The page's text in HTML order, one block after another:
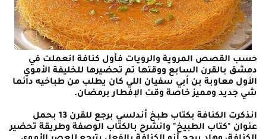
حسب القصص المروية والرويات فأول كنافة انعملت في
دمشق بالقرن السابع ووقتها تم تحضيرها للخليفة الأموي
الأول معاوبة بن أبي سفيان اللي كان يطلب من طباخيه دائما
شي جديد ومميز خاصة وقت الإفطار برمضان.
انذكرت الكنافة بكتاب طبخ أندلسي برجع للقرن 13 بحمل
عنوان "كتاب الطبيخ" وانشرح بالكتاب الوصفة وطريقة تحضير